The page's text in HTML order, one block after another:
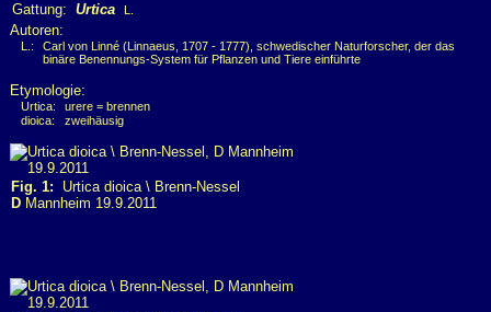
Gattung: Urtica L.
Autoren:
L.:
Carl von Linné (Linnaeus, 1707 - 1777), schwedischer Naturforscher, der das
binäre Benennungs-System für Pflanzen und Tiere einführte
Etymologie:
Urtica:
urere = brennen
dioica:
zweihäusig
Fig. 1: Urtica dioica \ Brenn-Nessel
D Mannheim 19.9.2011